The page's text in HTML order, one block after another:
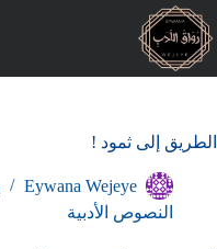
التجاوز
إلى
المحتوى
الطريق إلى ثمود !
Eywana Wejeye
النصوص الأدبية